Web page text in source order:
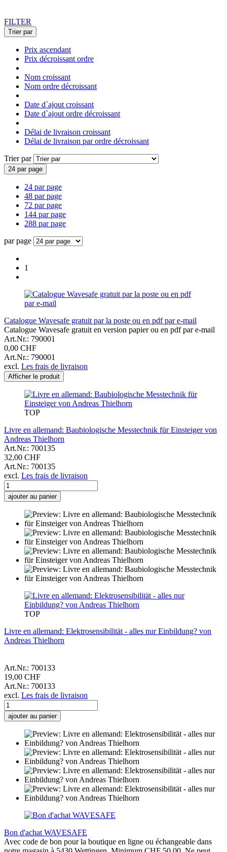
FILTER
Trier par
Prix ascendant
Prix décroissant ordre
Nom croissant
Nom ordre décroissant
Date d`ajout croissant
Date d`ajout ordre décroissant
Délai de livraison croissant
Délai de livraison par ordre décroissant
Trier par
24 par page
24 par page
48 par page
72 par page
144 par page
288 par page
par page
1
Catalogue Wavesafe gratuit par la poste ou en pdf par e-mail
Catalogue Wavesafe gratuit en version papier ou en pdf par e-mail
Art.Nr.: 790001
0,00 CHF
Art.Nr.: 790001
excl. Les frais de livraison
Afficher le produit
TOP
Livre en allemand: Baubiologische Messtechnik für Einsteiger von
Andreas Thielhorn
Art.Nr.: 700135
32,00 CHF
Art.Nr.: 700135
excl. Les frais de livraison
ajouter au panier
TOP
Livre en allemand: Elektrosensibilität - alles nur Einbildung? von
Andreas Thielhorn
Art.Nr.: 700133
19,00 CHF
Art.Nr.: 700133
excl. Les frais de livraison
ajouter au panier
Bon d'achat WAVESAFE
Avec code de bon pour la boutique en ligne ou échangeable dans